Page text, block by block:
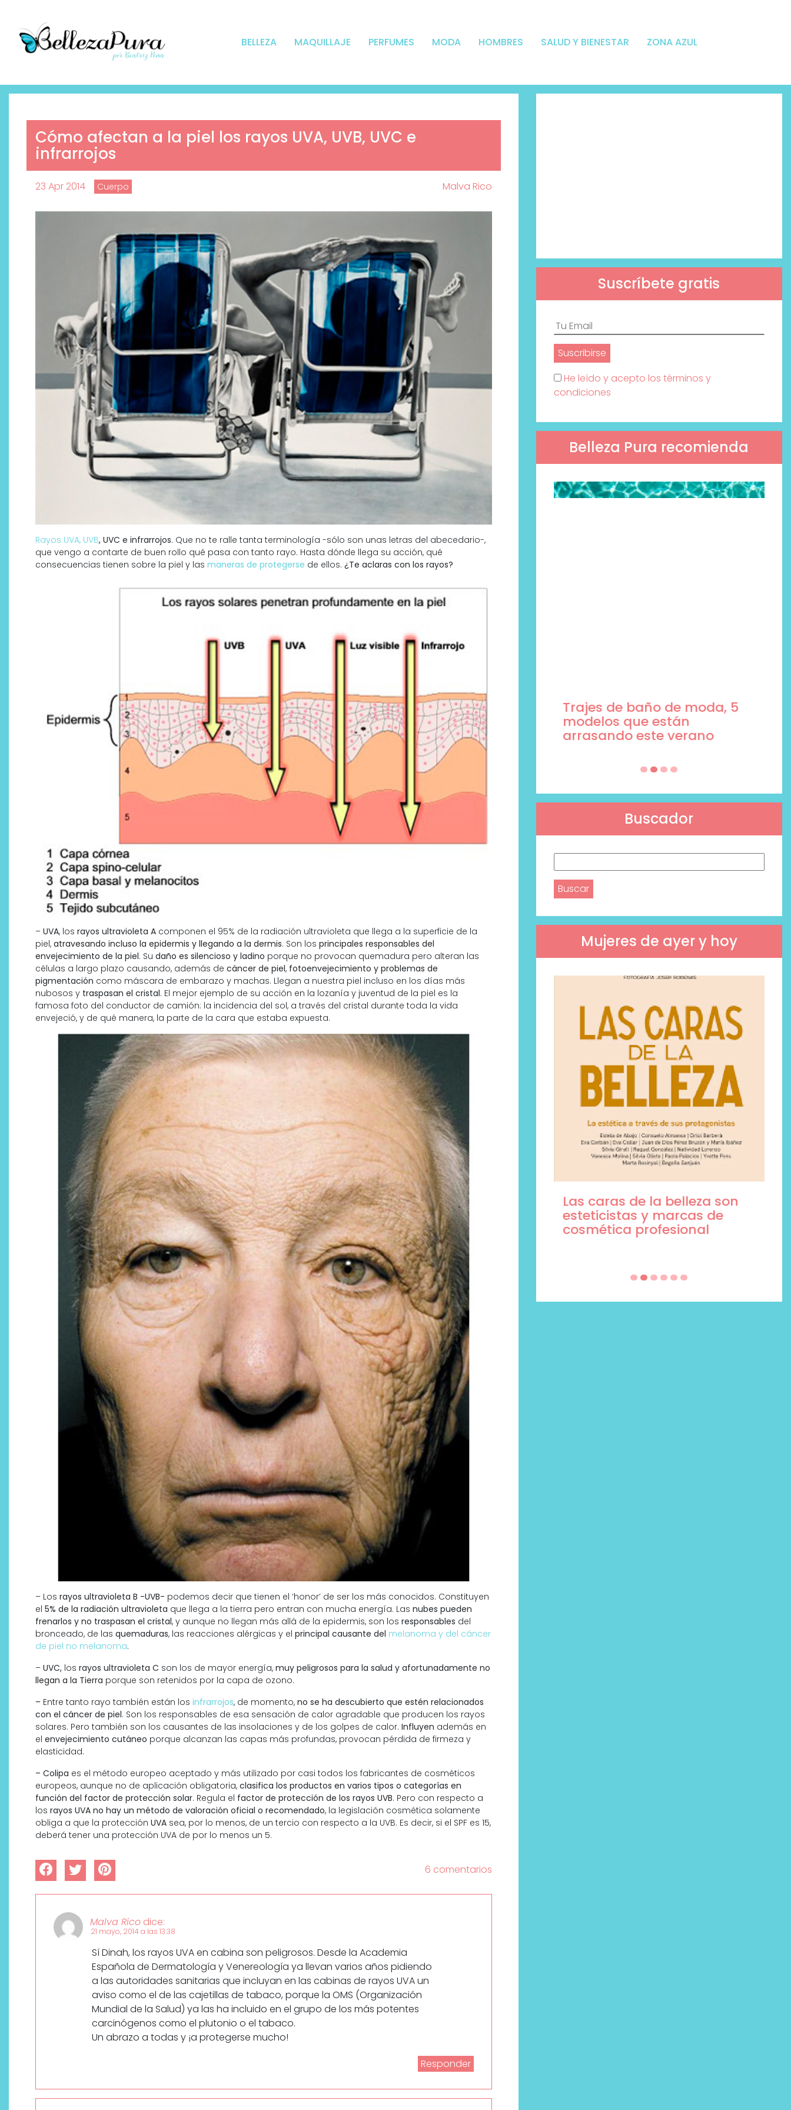
BELLEZA MAQUILLAJE PERFUMES MODA HOMBRES SALUD Y BIENESTAR ZONA AZUL
Cómo afectan a la piel los rayos UVA, UVB, UVC e
infrarrojos
23 Apr 2014 Cuerpo Malva Rico
Rayos UVA, UVB, UVC e infrarrojos. Que no te ralle tanta terminología -sólo son unas letras del abecedario-,
que vengo a contarte de buen rollo qué pasa con tanto rayo. Hasta dónde llega su acción, qué
consecuencias tienen sobre la piel y las maneras de protegerse de ellos. ¿Te aclaras con los rayos?
– UVA, los rayos ultravioleta A componen el 95% de la radiación ultravioleta que llega a la superficie de la
piel, atravesando incluso la epidermis y llegando a la dermis. Son los principales responsables del
envejecimiento de la piel. Su daño es silencioso y ladino porque no provocan quemadura pero alteran las
células a largo plazo causando, además de cáncer de piel, fotoenvejecimiento y problemas de
pigmentación como máscara de embarazo y machas. Llegan a nuestra piel incluso en los días más
nubosos y traspasan el cristal. El mejor ejemplo de su acción en la lozanía y juventud de la piel es la
famosa foto del conductor de camión: la incidencia del sol, a través del cristal durante toda la vida
envejeció, y de qué manera, la parte de la cara que estaba expuesta.
– Los rayos ultravioleta B -UVB- podemos decir que tienen el ‘honor’ de ser los más conocidos. Constituyen
el 5% de la radiación ultravioleta que llega a la tierra pero entran con mucha energía. Las nubes pueden
frenarlos y no traspasan el cristal, y aunque no llegan más allá de la epidermis, son los responsables del
bronceado, de las quemaduras, las reacciones alérgicas y el principal causante del melanoma y del cáncer
de piel no melanoma.
– UVC, los rayos ultravioleta C son los de mayor energía, muy peligrosos para la salud y afortunadamente no
llegan a la Tierra porque son retenidos por la capa de ozono.
– Entre tanto rayo también están los infrarrojos, de momento, no se ha descubierto que estén relacionados
con el cáncer de piel. Son los responsables de esa sensación de calor agradable que producen los rayos
solares. Pero también son los causantes de las insolaciones y de los golpes de calor. Influyen además en
el envejecimiento cutáneo porque alcanzan las capas más profundas, provocan pérdida de firmeza y
elasticidad.
– Colipa es el método europeo aceptado y más utilizado por casi todos los fabricantes de cosméticos
europeos, aunque no de aplicación obligatoria, clasifica los productos en varios tipos o categorías en
función del factor de protección solar. Regula el factor de protección de los rayos UVB. Pero con respecto a
los rayos UVA no hay un método de valoración oficial o recomendado, la legislación cosmética solamente
obliga a que la protección UVA sea, por lo menos, de un tercio con respecto a la UVB. Es decir, si el SPF es 15,
deberá tener una protección UVA de por lo menos un 5.
6 comentarios
Malva Rico dice:
21 mayo, 2014 a las 13:38
Sí Dinah, los rayos UVA en cabina son peligrosos. Desde la Academia
Española de Dermatología y Venereología ya llevan varios años pidiendo
a las autoridades sanitarias que incluyan en las cabinas de rayos UVA un
aviso como el de las cajetillas de tabaco, porque la OMS (Organización
Mundial de la Salud) ya las ha incluido en el grupo de los más potentes
carcinógenos como el plutonio o el tabaco.
Un abrazo a todas y ¡a protegerse mucho!
Responder
Suscríbete gratis
He leído y acepto los términos y
condiciones
Belleza Pura recomienda
Descubre cómo la cosmética
profesional va desde las
cabinas a tu rutina diaria
Por qué los bálsamos de CBD
tópico se han convertido en
uno de los productos de
bienestar más buscados
Trajes de baño de moda, 5
modelos que están
arrasando este verano
Buscador
Mujeres de ayer y hoy
¿Qué revelan las zapatillas
de Alexia Putellas para Nike
sobre la nueva era del
objeto-artista?
Labeau Organic continúa
apostando por la cosmética
del bienestar
Las caras de la belleza son
esteticistas y marcas de
cosmética profesional